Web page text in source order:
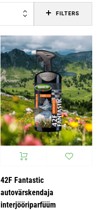
FILTERS
42F Fantastic
autovärskendaja
interjööriparfüüm